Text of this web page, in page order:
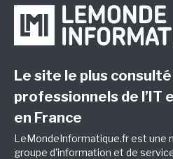
Le site le plus
professionnels de l’IT
en France
LeMondeInformatique.fr est une
groupe d'information et de